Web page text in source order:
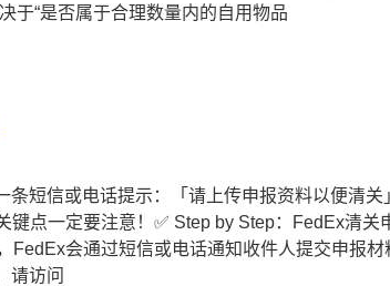
于“是否属于合理数量内的自用物品
短信或电话提示：「请上传申报资料以便清关
键点一定要注意！✅ Step by Step：FedEx清关
FedEx会通过短信或电话通知收件人提交申报
请访问